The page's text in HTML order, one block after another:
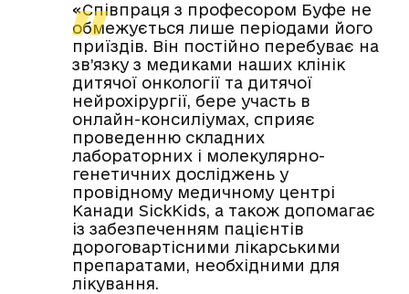
«Співпраця з професором Буфе не
обмежується лише періодами його
приїздів. Він постійно перебуває на
зв’язку з медиками наших клінік
дитячої онкології та дитячої
нейрохірургії, бере участь в
онлайн-консиліумах, сприяє
проведенню складних
лабораторних і молекулярно-
генетичних досліджень у
провідному медичному центрі
Канади SickKids, а також допомагає
із забезпеченням пацієнтів
дороговартісними лікарськими
препаратами, необхідними для
лікування.